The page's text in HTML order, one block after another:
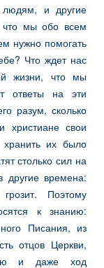
и другие
что мы обо всем
нужно помогать
Что ждет нас
жизни, что мы
ответы на эти
разум, сколько
христиане свои
хранить их было
столько сил на
другие времена:
Поэтому
к знанию:
Писания, из
отцов Церкви,
и даже ход